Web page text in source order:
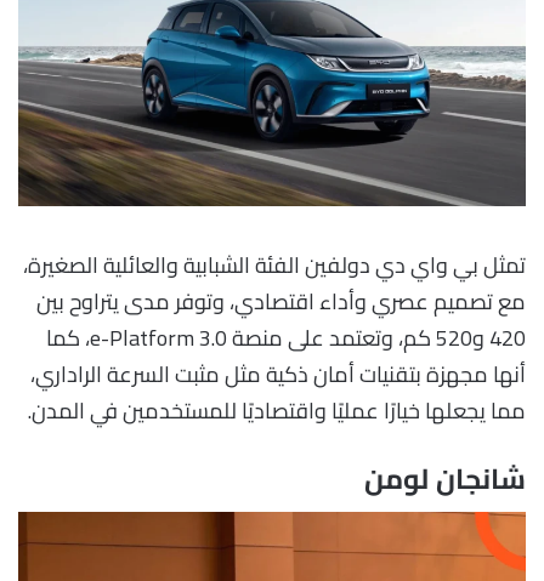
تمثل بي واي دي دولفين الفئة الشبابية والعائلية الصغيرة،
مع تصميم عصري وأداء اقتصادي، وتوفر مدى يتراوح بين
420 و520 كم، وتعتمد على منصة e-Platform 3.0، كما
أنها مجهزة بتقنيات أمان ذكية مثل مثبت السرعة الراداري،
مما يجعلها خيارًا عمليًا واقتصاديًا للمستخدمين في المدن.
شانجان لومن